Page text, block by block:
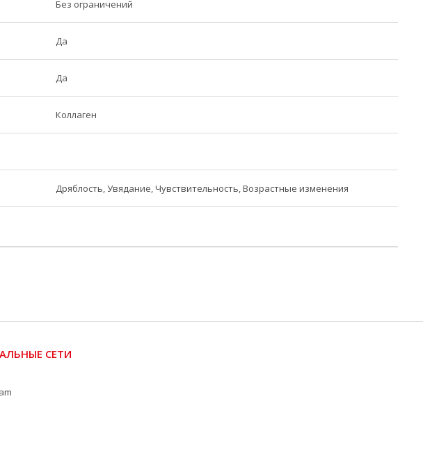
Без ограничений
Да
Да
Коллаген
Дряблость, Увядание, Чувствительность, Возрастные изменения
СЕТИ